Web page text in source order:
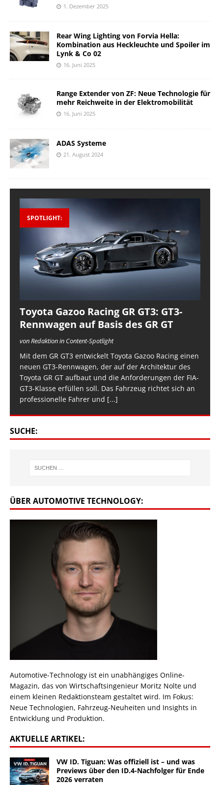
1. Dezember 2025
Rear Wing Lighting von Forvia Hella:
Kombination aus Heckleuchte und Spoiler im
Lynk & Co 02
16. Juni 2025
Range Extender von ZF: Neue Technologie für
mehr Reichweite in der Elektromobilität
16. Juni 2025
ADAS Systeme
21. August 2024
SPOTLIGHT:
Toyota Gazoo Racing GR GT3: GT3-
Rennwagen auf Basis des GR GT
von Redaktion in Content-Spotlight
Mit dem GR GT3 entwickelt Toyota Gazoo Racing einen
neuen GT3-Rennwagen, der auf der Architektur des
Toyota GR GT aufbaut und die Anforderungen der FIA-
GT3-Klasse erfüllen soll. Das Fahrzeug richtet sich an
professionelle Fahrer und [...]
SUCHE:
ÜBER AUTOMOTIVE TECHNOLOGY:
Automotive-Technology ist ein unabhängiges Online-
Magazin, das von Wirtschaftsingenieur Moritz Nolte und
einem kleinen Redaktionsteam gestaltet wird. Im Fokus:
Neue Technologien, Fahrzeug-Neuheiten und Insights in
Entwicklung und Produktion.
AKTUELLE ARTIKEL:
VW ID. Tiguan: Was offiziell ist – und was
Previews über den ID.4-Nachfolger für Ende
2026 verraten